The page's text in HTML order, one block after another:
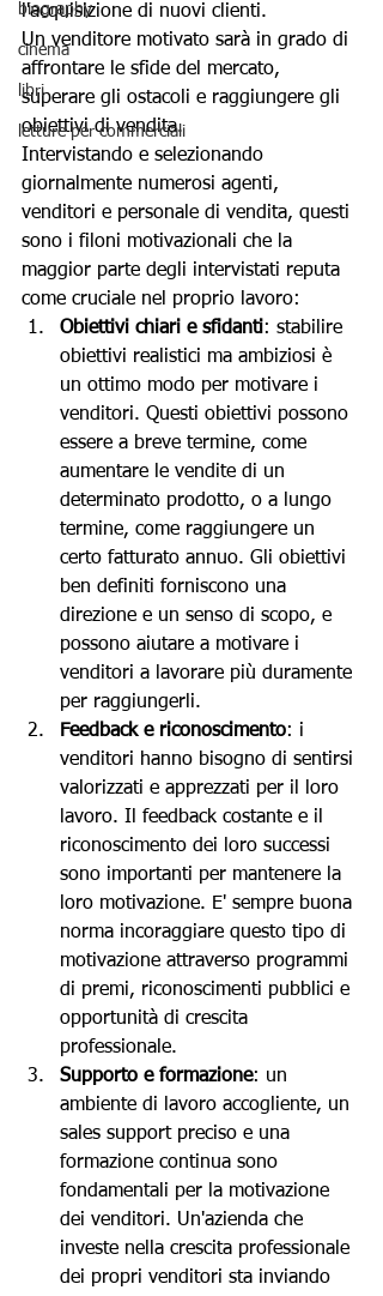
biography
cinema
libri
letture per commerciali
l'acquisizione di nuovi clienti.
Un venditore motivato sarà in grado di
affrontare le sfide del mercato,
superare gli ostacoli e raggiungere gli
obiettivi di vendita.
Intervistando e selezionando
giornalmente numerosi agenti,
venditori e personale di vendita, questi
sono i filoni motivazionali che la
maggior parte degli intervistati reputa
come cruciale nel proprio lavoro:
Obiettivi chiari e sfidanti: stabilire
obiettivi realistici ma ambiziosi è
un ottimo modo per motivare i
venditori. Questi obiettivi possono
essere a breve termine, come
aumentare le vendite di un
determinato prodotto, o a lungo
termine, come raggiungere un
certo fatturato annuo. Gli obiettivi
ben definiti forniscono una
direzione e un senso di scopo, e
possono aiutare a motivare i
venditori a lavorare più duramente
per raggiungerli.
Feedback e riconoscimento: i
venditori hanno bisogno di sentirsi
valorizzati e apprezzati per il loro
lavoro. Il feedback costante e il
riconoscimento dei loro successi
sono importanti per mantenere la
loro motivazione. E' sempre buona
norma incoraggiare questo tipo di
motivazione attraverso programmi
di premi, riconoscimenti pubblici e
opportunità di crescita
professionale.
Supporto e formazione: un
ambiente di lavoro accogliente, un
sales support preciso e una
formazione continua sono
fondamentali per la motivazione
dei venditori. Un'azienda che
investe nella crescita professionale
dei propri venditori sta inviando